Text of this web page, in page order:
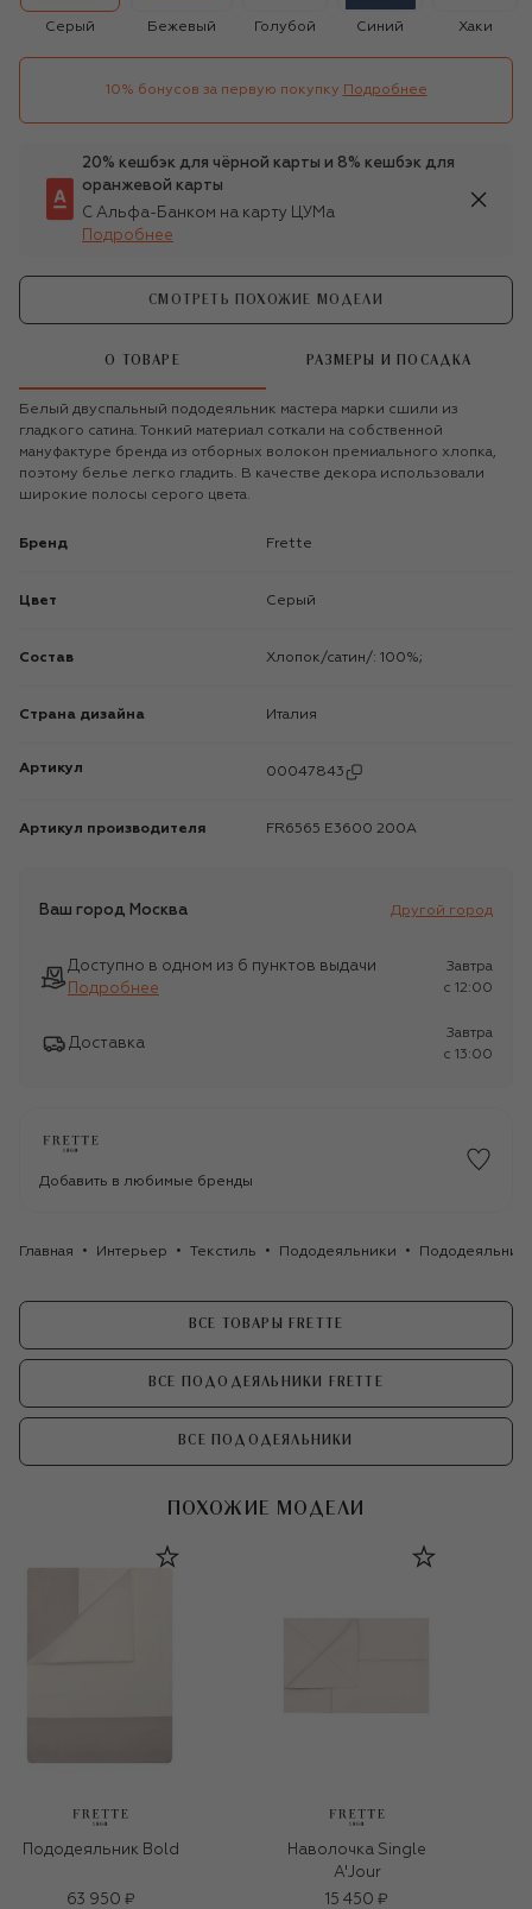
Серый Бежевый Голубой Синий Хаки
10% бонусов за первую покупку Подробнее
20% кешбэк для чёрной карты и 8% кешбэк для
оранжевой карты
С Альфа-Банком на карту ЦУМа
Подробнее
СМОТРЕТЬ ПОХОЖИЕ МОДЕЛИ
О ТОВАРЕ РАЗМЕРЫ И ПОСАДКА
Белый двуспальный пододеяльник мастера марки сшили из
гладкого сатина. Тонкий материал соткали на собственной
мануфактуре бренда из отборных волокон премиального хлопка,
поэтому белье легко гладить. В качестве декора использовали
широкие полосы серого цвета.
Бренд Frette
Цвет Серый
Состав Хлопок/сатин/: 100%;
Страна дизайна Италия
Артикул 00047843
Артикул производителя FR6565 E3600 200A
Ваш город Москва Другой город
Доступно в одном из 6 пунктов выдачи
Подробнее
Завтра
c 12:00
Доставка
Завтра
c 13:00
Добавить в любимые бренды
Главная Интерьер Текстиль Пододеяльники
ВСЕ ТОВАРЫ FRETTE
ВСЕ ПОДОДЕЯЛЬНИКИ FRETTE
ВСЕ ПОДОДЕЯЛЬНИКИ
ПОХОЖИЕ МОДЕЛИ
Пододеяльник Bold
63 950 ₽
Наволочка Single
A'Jour
15 450 ₽